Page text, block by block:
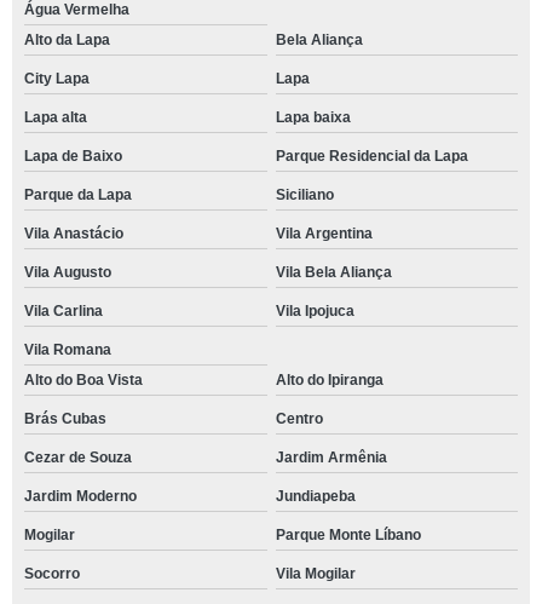
Água Vermelha
Alto da Lapa
Bela Aliança
City Lapa Lapa
Lapa alta Lapa baixa
Lapa de Baixo Parque Residencial da Lapa
Parque da Lapa Siciliano
Vila Anastácio Vila Argentina
Vila Augusto Vila Bela Aliança
Vila Carlina Vila Ipojuca
Vila Romana
Alto do Boa Vista
Alto do Ipiranga
Brás Cubas Centro
Cezar de Souza Jardim Armênia
Jardim Moderno Jundiapeba
Mogilar Parque Monte Líbano
Socorro Vila Mogilar